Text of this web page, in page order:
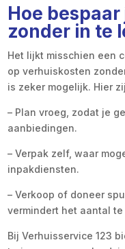
Hoe
zonder in te
Het lijkt misschien een
op verhuiskosten
is zeker mogelijk. Hier
– Plan vroeg, zodat je
aanbiedingen.
– Verpak zelf, waar
inpakdiensten.
– Verkoop of doneer
vermindert het aantal
Bij Verhuisservice 123